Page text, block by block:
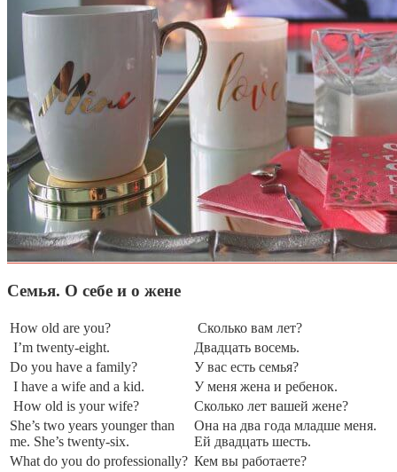
Семья. О себе и о жене
How old are you?
Сколько вам лет?
I’m twenty-eight.
Двадцать восемь.
Do you have a family?
У вас есть семья?
I have a wife and a kid.
У меня жена и ребенок.
How old is your wife?
Сколько лет вашей жене?
She’s two years younger than
me. She’s twenty-six.
Она на два года младше меня.
Ей двадцать шесть.
What do you do professionally? Кем вы работаете?